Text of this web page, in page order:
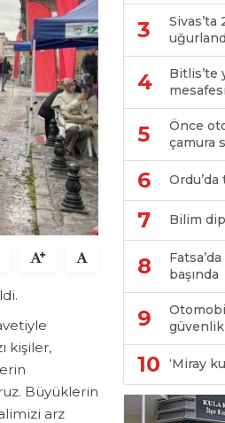
kişiler,
Büyüklerin
arz
3
Sivas’ta
4
Bitlis’te
5
Önce
çamura
6 Ordu’da
7 Bilim
8
başında
9
güvenlik
10 ‘Miray